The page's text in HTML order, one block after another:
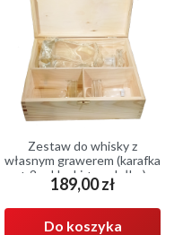
Zestaw do whisky z
własnym grawerem (karafka
+ 2 szklanki + pudełko)
Cena
189,00 zł
Do koszyka